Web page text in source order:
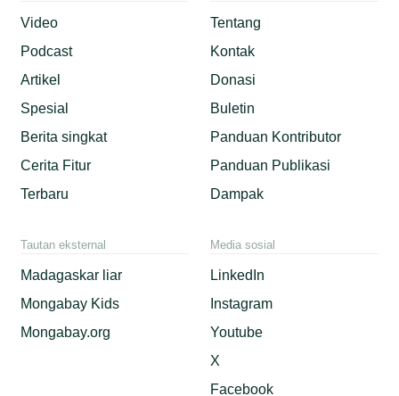
Video
Podcast
Artikel
Spesial
Berita singkat
Cerita Fitur
Terbaru
Tentang
Kontak
Donasi
Buletin
Panduan Kontributor
Panduan Publikasi
Dampak
Tautan eksternal
Madagaskar liar
Mongabay Kids
Mongabay.org
Media sosial
LinkedIn
Instagram
Youtube
X
Facebook